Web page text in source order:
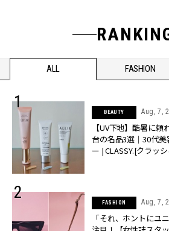
ALL FASHION
BEAUTY Aug, 7,
【UV下地】酷暑に
台の名品3選｜30代
ー | CLASSY.[クラッ
FASHION Aug, 7,
「それ、ホントにユ